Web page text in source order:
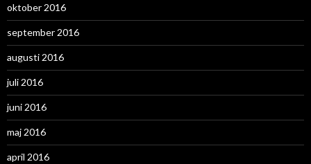
oktober 2016
september 2016
augusti 2016
juli 2016
juni 2016
maj 2016
april 2016